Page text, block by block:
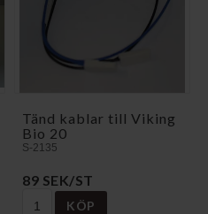
Tänd kablar till Viking
Bio 20
S-2135
89 SEK/ST
KÖP